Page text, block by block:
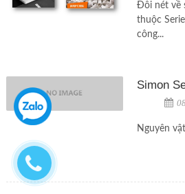
Đôi nét về
thuộc
công...
Simon
Nguyên